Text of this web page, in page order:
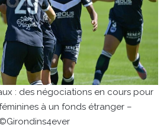
: des négociations en cours pour
à un fonds étranger –
©Girondins4ever